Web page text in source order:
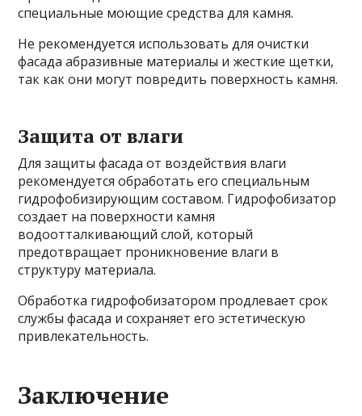
специальные моющие средства для камня.
Не рекомендуется использовать для очистки
фасада абразивные материалы и жесткие щетки,
так как они могут повредить поверхность камня.
Защита от влаги
Для защиты фасада от воздействия влаги
рекомендуется обработать его специальным
гидрофобизирующим составом. Гидрофобизатор
создает на поверхности камня
водоотталкивающий слой, который
предотвращает проникновение влаги в
структуру материала.
Обработка гидрофобизатором продлевает срок
службы фасада и сохраняет его эстетическую
привлекательность.
Заключение